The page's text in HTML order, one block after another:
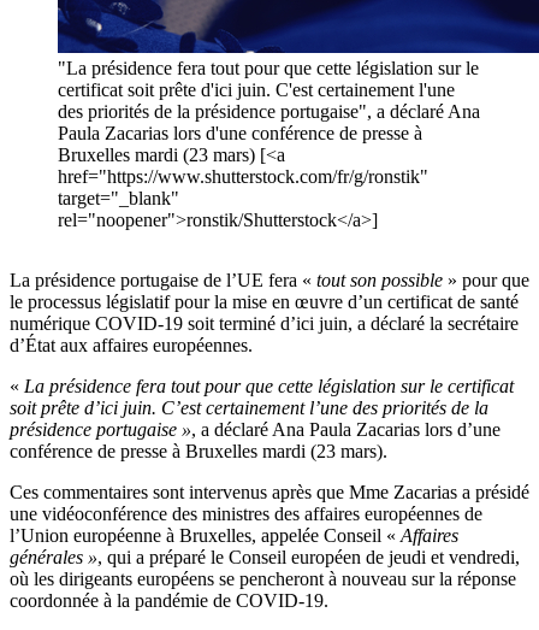
"La présidence fera tout pour que cette législation sur le
certificat soit prête d'ici juin. C'est certainement l'une
des priorités de la présidence portugaise", a déclaré Ana
Paula Zacarias lors d'une conférence de presse à
Bruxelles mardi (23 mars) [<a
href="https://www.shutterstock.com/fr/g/ronstik"
target="_blank"
rel="noopener">ronstik/Shutterstock</a>]
La présidence portugaise de l’UE fera « tout son possible » pour que
le processus législatif pour la mise en œuvre d’un certificat de santé
numérique COVID-19 soit terminé d’ici juin, a déclaré la secrétaire
d’État aux affaires européennes.
« La présidence fera tout pour que cette législation sur le certificat
soit prête d’ici juin. C’est certainement l’une des priorités de la
présidence portugaise », a déclaré Ana Paula Zacarias lors d’une
conférence de presse à Bruxelles mardi (23 mars).
Ces commentaires sont intervenus après que Mme Zacarias a présidé
une vidéoconférence des ministres des affaires européennes de
l’Union européenne à Bruxelles, appelée Conseil « Affaires
générales », qui a préparé le Conseil européen de jeudi et vendredi,
où les dirigeants européens se pencheront à nouveau sur la réponse
coordonnée à la pandémie de COVID-19.